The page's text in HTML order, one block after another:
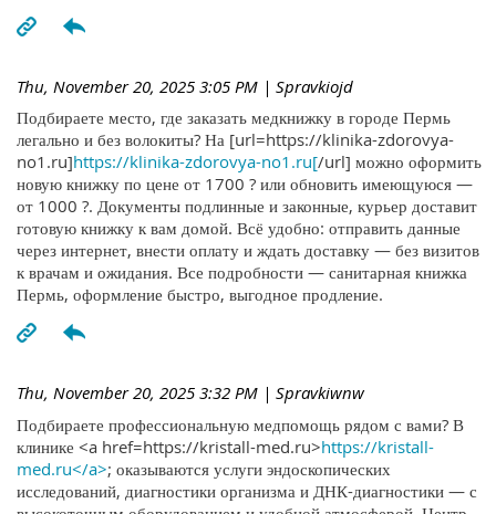
Thu, November 20, 2025 3:05 PM | Spravkiojd
Подбираете место, где заказать медкнижку в городе Пермь
легально и без волокиты? На [url=https://klinika-zdorovya-
no1.ru]https://klinika-zdorovya-no1.ru[/url] можно оформить
новую книжку по цене от 1700 ? или обновить имеющуюся —
от 1000 ?. Документы подлинные и законные, курьер доставит
готовую книжку к вам домой. Всё удобно: отправить данные
через интернет, внести оплату и ждать доставку — без визитов
к врачам и ожидания. Все подробности — санитарная книжка
Пермь, оформление быстро, выгодное продление.
Thu, November 20, 2025 3:32 PM | Spravkiwnw
Подбираете профессиональную медпомощь рядом с вами? В
клинике <a href=https://kristall-med.ru>https://kristall-
med.ru</a>; оказываются услуги эндоскопических
исследований, диагностики организма и ДНК-диагностики — с